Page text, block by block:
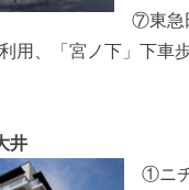
⑦東急
用、「宮ノ下」下車
井
①ニ